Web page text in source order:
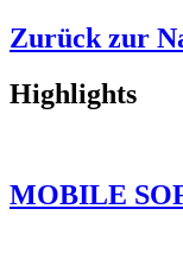
Zurück zur
Highlights
MOBILE